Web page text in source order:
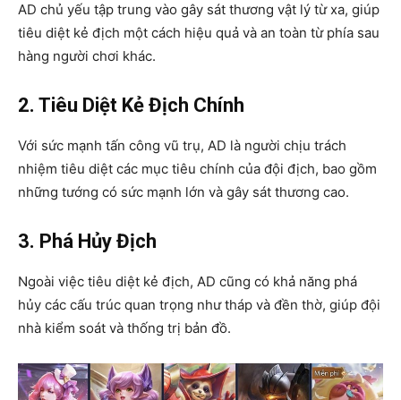
AD chủ yếu tập trung vào gây sát thương vật lý từ xa, giúp
tiêu diệt kẻ địch một cách hiệu quả và an toàn từ phía sau
hàng người chơi khác.
2. Tiêu Diệt Kẻ Địch Chính
Với sức mạnh tấn công vũ trụ, AD là người chịu trách
nhiệm tiêu diệt các mục tiêu chính của đội địch, bao gồm
những tướng có sức mạnh lớn và gây sát thương cao.
3. Phá Hủy Địch
Ngoài việc tiêu diệt kẻ địch, AD cũng có khả năng phá
hủy các cấu trúc quan trọng như tháp và đền thờ, giúp đội
nhà kiểm soát và thống trị bản đồ.